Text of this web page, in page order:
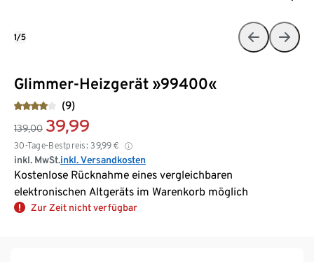
Glimmer-Heizgerät »99400«
(9)
139,00 39,99
30-Tage-Bestpreis: 39,99 €
inkl. MwSt.inkl. Versandkosten
Kostenlose Rücknahme eines vergleichbaren
elektronischen Altgeräts im Warenkorb möglich
Zur Zeit nicht verfügbar
1/5